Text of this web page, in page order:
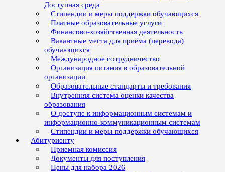
Доступная среда
Стипендии и меры поддержки обучающихся
Платные образовательные услуги
Финансово-хозяйственная деятельность
Вакантные места для приёма (перевода)
обучающихся
Международное сотрудничество
Организация питания в образовательной
организации
Образовательные стандарты и требования
Внутренняя система оценки качества
образования
О доступе к информационным системам и
информационно-коммуникационным системам
Стипендии и меры поддержки обучающихся
Абитуриенту
Приемная комиссия
Документы для поступления
Цены для набора 2026